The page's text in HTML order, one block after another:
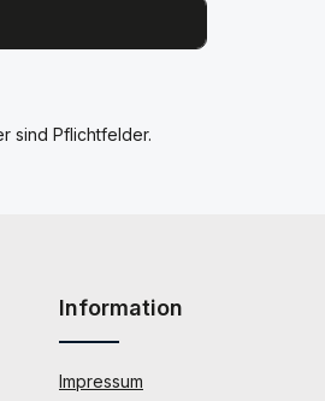
sind Pflichtfelder.
Information
Impressum